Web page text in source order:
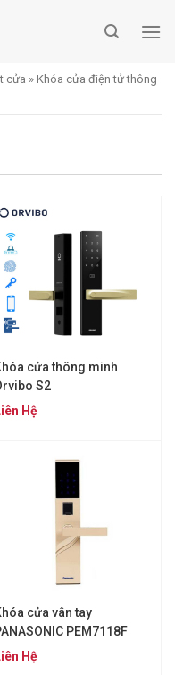
cửa » Khóa cửa điện tử thông
cửa thông minh
S2
Hệ
cửa vân tay
PEM7118F
Hệ